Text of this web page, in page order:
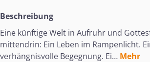
Beschreibung
Eine künftige Welt in Aufruhr und
mittendrin: Ein Leben im Rampenlicht.
verhängnisvolle Begegnung. Ei… Mehr